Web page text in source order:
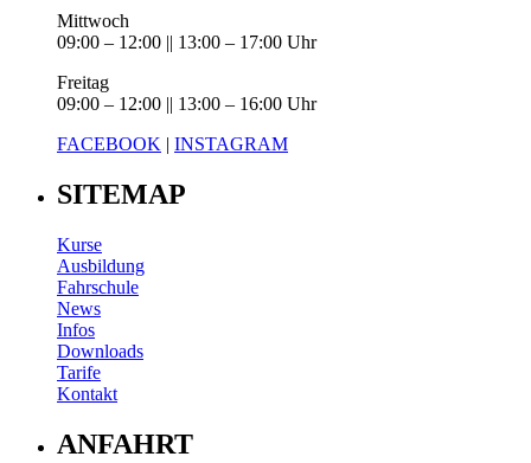
Mittwoch
09:00 – 12:00 || 13:00 – 17:00 Uhr
Freitag
09:00 – 12:00 || 13:00 – 16:00 Uhr
FACEBOOK | INSTAGRAM
SITEMAP
Kurse
Ausbildung
Fahrschule
News
Infos
Downloads
Tarife
Kontakt
ANFAHRT